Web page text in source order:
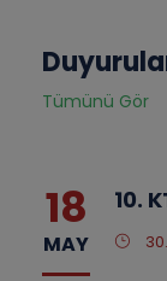
Tümünü Gör
18
MAY
10.